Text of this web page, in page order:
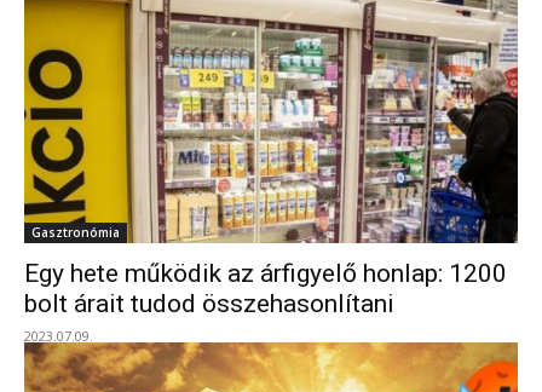
Gasztronómia
Egy hete működik az árfigyelő honlap: 1200
bolt árait tudod összehasonlítani
2023.07.09.